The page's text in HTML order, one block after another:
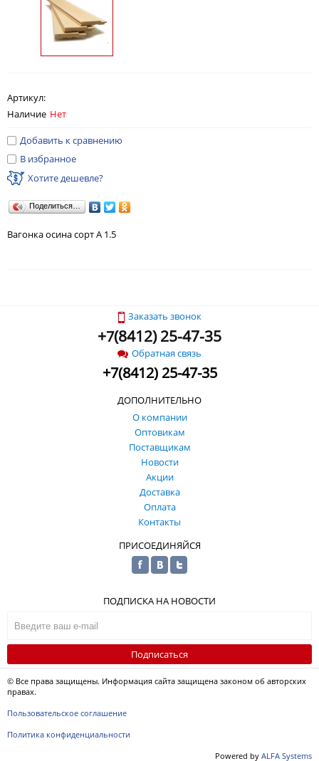
Артикул:
Наличие Нет
Добавить к сравнению
В избранное
Хотите дешевле?
Поделиться…
Вагонка осина сорт А 1.5
Заказать звонок
+7(8412) 25-47-35
Обратная связь
+7(8412) 25-47-35
ДОПОЛНИТЕЛЬНО
О компании
Оптовикам
Поставщикам
Новости
Акции
Доставка
Оплата
Контакты
ПРИСОЕДИНЯЙСЯ
ПОДПИСКА НА НОВОСТИ
Подписаться
© Все права защищены. Информация сайта защищена законом об авторских
правах.
Пользовательское соглашение
Политика конфиденциальности
Powered by ALFA Systems